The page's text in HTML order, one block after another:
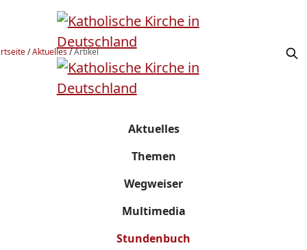
/Aktuelles/Artikel
Aktuelles
Themen
Wegweiser
Multimedia
Stundenbuch